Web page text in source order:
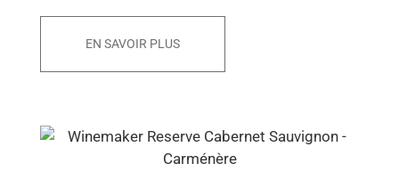
EN SAVOIR PLUS